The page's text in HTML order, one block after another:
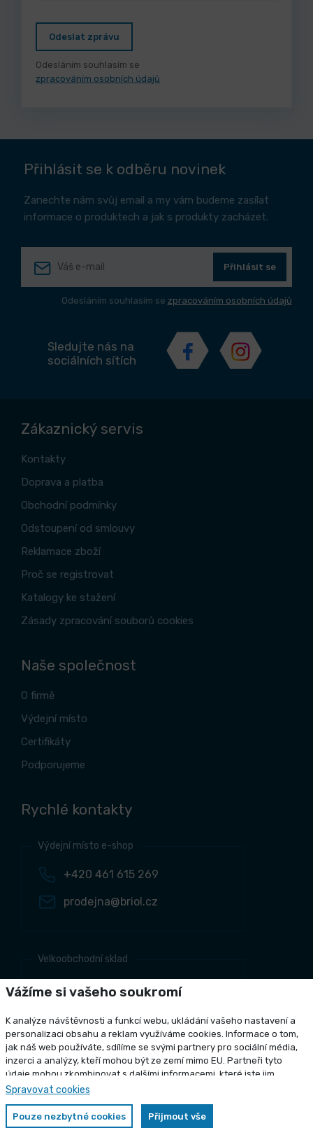
Odeslat zprávu
Odesláním souhlasím se
zpracováním osobních údajů
Přihlásit se k odběru novinek
Zanechte nám svůj email a my vám budeme zasílat
informace o produktech a jak s produkty zacházet.
Přihlásit se
Odesláním souhlasím se zpracováním osobních údajů
Sledujte nás na
sociálních sítích
Zákaznický servis
Kontakty
Doprava a platba
Obchodní podmínky
Odstoupení od smlouvy
Reklamace zboží
Proč se registrovat
Katalogy ke stažení
Zásady zpracování souborů cookies
Naše společnost
O firmě
Výdejní místo
Certifikáty
Podporujeme
Rychlé kontakty
Výdejní místo e-shop
+420 461 615 269
prodejna@briol.cz
Velkoobchodní sklad
+420 461 634 161
+420 461 634 381
odbyt@briol.cz
Copyright 2026 Briol s r.o., všechna práva vyhrazena
Grafický návrhKošnarDesign.cza realizaceCZECHGROUP.cz
Vážíme si vašeho soukromí
K analýze návštěvnosti a funkcí webu, ukládání vašeho nastavení a
personalizaci obsahu a reklam využíváme cookies. Informace o tom,
jak náš web používáte, sdílíme se svými partnery pro sociální média,
inzerci a analýzy, kteří mohou být ze zemí mimo EU. Partneři tyto
údaje mohou zkombinovat s dalšími informacemi, které jste jim
poskytli nebo které získali v důsledku toho, že používáte jejich služby.
Spravovat cookies
Pouze nezbytné cookies Přijmout vše